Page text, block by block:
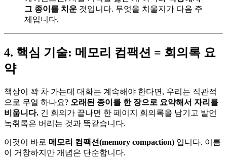
그 종이를 치운 것입니다. 무엇을 치울지가 다음 주
제입니다.
4. 핵심 기술: 메모리 컴팩션 = 회의록 요
약
책상이 꽉 차 가는데 대화는 계속해야 한다면, 우리는 직관적
으로 무얼 하나요? 오래된 종이를 한 장으로 요약해서 자리를
비웁니다. 긴 회의가 끝나면 한 페이지 회의록을 남기고 발언
녹취록은 버리는 것과 똑같습니다.
이것이 바로 메모리 컴팩션(memory compaction) 입니다. 이름
이 거창하지만 개념은 단순합니다.